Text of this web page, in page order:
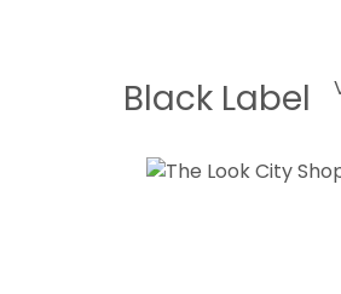
Black Label